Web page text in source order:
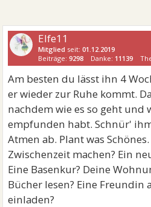
Elfe11
Mitglied seit:01.12.2019
Beiträge:9298 Danke: 11139
Am besten du lässt ihn 4
er wieder zur Ruhe kommt.
nachdem wie es so geht und
empfunden habt. Schnür'
Atmen ab. Plant was
Zwischenzeit machen? Ein
Eine Basenkur? Deine
Bücher lesen? Eine Freundin
einladen?